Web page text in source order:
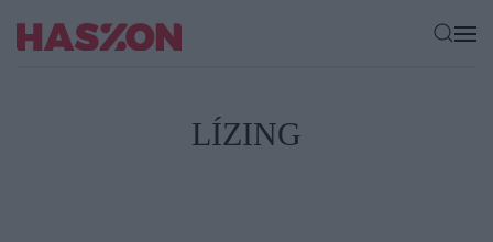
LÍZING